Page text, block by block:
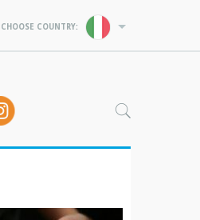
CHOOSE COUNTRY:
CHOOSE COUNTRY: